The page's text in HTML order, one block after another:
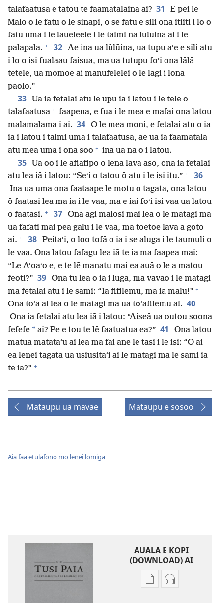
talafaatusa e tatou te faamatalaina ai? 31
E pei le
Malo o le fatu o le sinapi, o se fatu e sili ona itiiti i lo o
fatu uma i le laueleele i le taimi na lūlūina ai i le
palapala. + 32 Ae ina ua lūlūina, ua tupu aʻe e sili atu
i lo o isi fualaau faisua, ma ua tutupu foʻi ona lālā
tetele, ua momoe ai manufelelei o le lagi i lona
paolo.”
33
Ua ia fetalai atu le upu iā i latou i le tele o
talafaatusa + faapena, e fua i le mea e mafai ona latou
malamalama i ai. 34 O le mea moni, e fetalai atu o ia
iā i latou i taimi uma i talafaatusa, ae ua ia faamatala
atu mea uma i ona soo + ina ua na o i latou.
35
Ua oo i le afiafipō o lenā lava aso, ona ia fetalai
atu lea iā i latou: “Seʻi o tatou ō atu i le isi itu.” + 36
Ina ua uma ona faataape le motu o tagata, ona latou
ō faatasi lea ma ia i le vaa, ma e iai foʻi isi vaa ua latou
ō faatasi. + 37 Ona agi malosi mai lea o le matagi ma
ua fafati mai pea galu i le vaa, ma toetoe lava a goto
ai. + 38 Peitaʻi, o loo tofā o ia i se aluga i le taumuli o
le vaa. Ona latou fafagu lea iā te ia ma faapea mai:
“Le Aʻoaʻo e, e te lē manatu mai ea auā o le a matou
feoti?” 39 Ona tū lea o ia i luga, ma vavao i le matagi
ma fetalai atu i le sami: “Ia fifilemu, ma ia malū!” +
Ona toʻa ai lea o le matagi ma ua toʻafilemu ai. 40
Ona ia fetalai atu lea iā i latou: “Aiseā ua outou soona
fefefe * ai? Pe e tou te lē faatuatua ea?” 41
Ona latou
matuā matataʻu ai lea ma fai ane le tasi i le isi: “O ai
ea lenei tagata ua usiusitaʻi ai le matagi ma le sami iā
te ia?” +
Mataupu ua mavae Mataupu e sosoo
Aiā faaletulafono mo lenei lomiga
AUALA E KOPI
(DOWNLOAD) AI
VaegaFilifili